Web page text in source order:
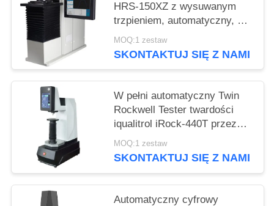
HRS-150XZ z wysuwanym
trzpieniem, automatyczny, do
pomiarów zwykłych i
powierzchownych
MOQ:1 zestaw
SKONTAKTUJ SIĘ Z NAMI
W pełni automatyczny Twin
Rockwell Tester twardości
iqualitrol iRock-440T przez
jeden klucz operacji
MOQ:1 zestaw
SKONTAKTUJ SIĘ Z NAMI
Automatyczny cyfrowy